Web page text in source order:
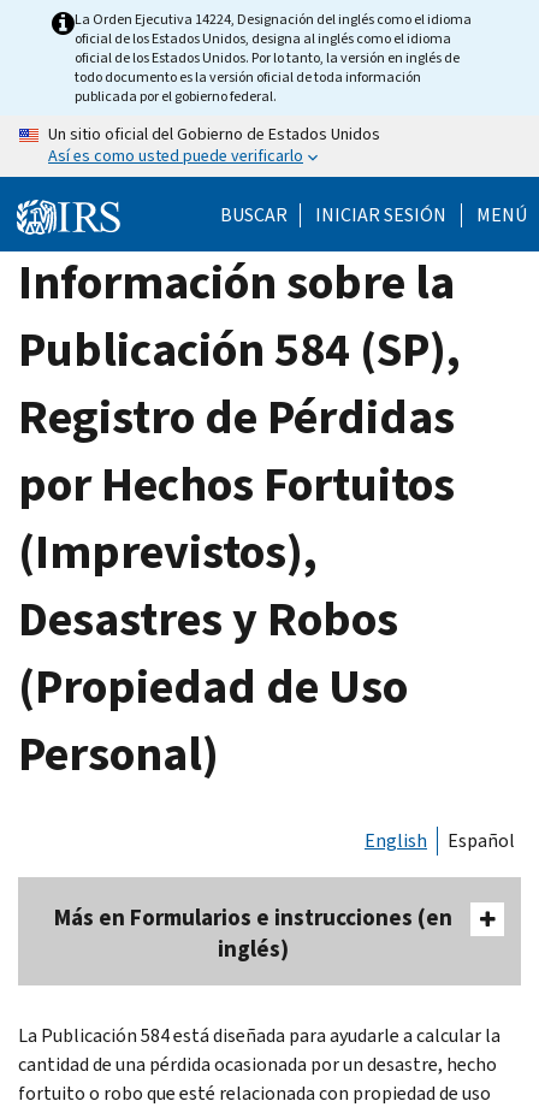
La Orden Ejecutiva 14224, Designación del inglés como el idioma
oficial de los Estados Unidos, designa al inglés como el idioma
oficial de los Estados Unidos. Por lo tanto, la versión en inglés de
todo documento es la versión oficial de toda información
publicada por el gobierno federal.
Un sitio oficial del Gobierno de Estados Unidos
Así es como usted puede verificarlo
BUSCAR INICIAR SESIÓN MENÚ
Información sobre la
Publicación 584 (SP),
Registro de Pérdidas
por Hechos Fortuitos
(Imprevistos),
Desastres y Robos
(Propiedad de Uso
Personal)
English Español
Más en Formularios e instrucciones (en
inglés)
La Publicación 584 está diseñada para ayudarle a calcular la
cantidad de una pérdida ocasionada por un desastre, hecho
fortuito o robo que esté relacionada con propiedad de uso